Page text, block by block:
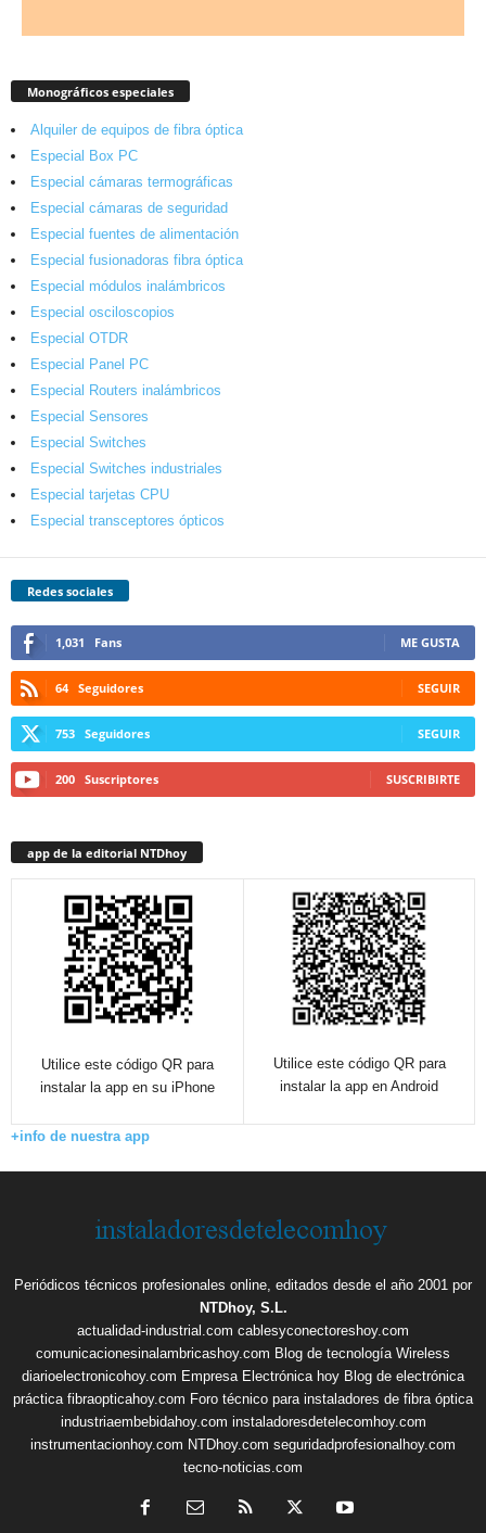
Monográficos especiales
Alquiler de equipos de fibra óptica
Especial Box PC
Especial cámaras termográficas
Especial cámaras de seguridad
Especial fuentes de alimentación
Especial fusionadoras fibra óptica
Especial módulos inalámbricos
Especial osciloscopios
Especial OTDR
Especial Panel PC
Especial Routers inalámbricos
Especial Sensores
Especial Switches
Especial Switches industriales
Especial tarjetas CPU
Especial transceptores ópticos
Redes sociales
1,031 Fans ME GUSTA
64 Seguidores SEGUIR
753 Seguidores SEGUIR
200 Suscriptores SUSCRIBIRTE
app de la editorial NTDhoy
Utilice este código QR para
instalar la app en su iPhone
Utilice este código QR para
instalar la app en Android
+info de nuestra app
Periódicos técnicos profesionales online, editados desde el año 2001 por
NTDhoy, S.L.
actualidad-industrial.com cablesyconectoreshoy.com
comunicacionesinalambricashoy.com Blog de tecnología Wireless
diarioelectronicohoy.com Empresa Electrónica hoy Blog de electrónica
práctica fibraopticahoy.com Foro técnico para instaladores de fibra óptica
industriaembebidahoy.com instaladoresdetelecomhoy.com
instrumentacionhoy.com NTDhoy.com seguridadprofesionalhoy.com
tecno-noticias.com